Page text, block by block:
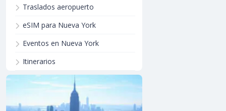
Traslados aeropuerto
eSIM para Nueva York
Eventos en Nueva York
Itinerarios